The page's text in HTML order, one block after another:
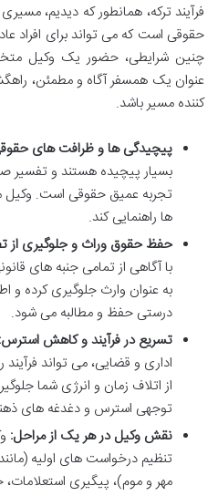
فرآیند ترکه، همانطور که دیدیم،
حقوقی است که می تواند برای افراد
چنین شرایطی، حضور یک وکیل
عنوان یک همسفر آگاه و مطمئن،
کننده مسیر باشد.
پیچیدگی ها و ظرافت های
بسیار پیچیده هستند و تفسیر
تجربه عمیق حقوقی است. وکیل
ها راهنمایی کند.
حفظ حقوق وراث و جلوگیری از
با آگاهی از تمامی جنبه های
به عنوان وارث جلوگیری کرده و
درستی حفظ و مطالبه می شود.
تسریع در فرآیند و کاهش استرس:
اداری و قضایی، می تواند
از اتلاف زمان و انرژی شما
توجهی استرس و دغدغه های
نقش وکیل در هر یک از مراحل:
تنظیم درخواست های اولیه
مهر و موم)، پیگیری